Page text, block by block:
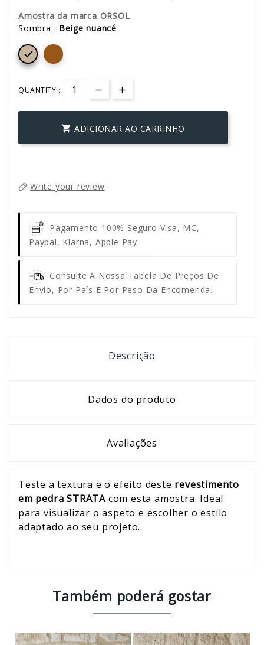
Amostra da marca ORSOL.
Sombra : Beige nuancé

QUANTITY :
 ADICIONAR AO CARRINHO
Write your review
Pagamento 100% Seguro Visa, MC,
Paypal, Klarna, Apple Pay
Consulte A Nossa Tabela De Preços De
Envio, Por País E Por Peso Da Encomenda.
Descrição
Dados do produto
Avaliações
Teste a textura e o efeito deste revestimento
em pedra STRATA com esta amostra. Ideal
para visualizar o aspeto e escolher o estilo
adaptado ao seu projeto.
Também poderá gostar